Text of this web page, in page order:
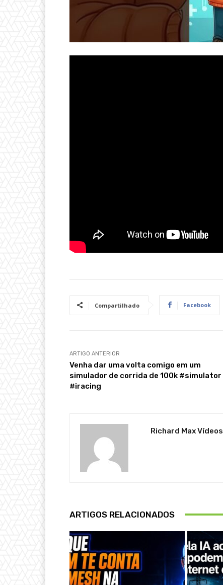
Compartilhado Facebook
ARTIGO ANTERIOR
Venha dar uma volta comigo em um
simulador de corrida de 100k #simulator
#iracing
Richard Max Vídeos
ARTIGOS RELACIONADOS